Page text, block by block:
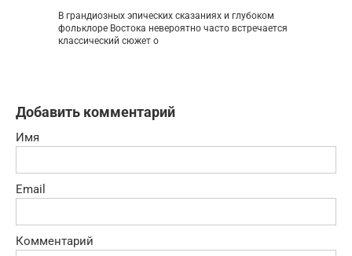
В грандиозных эпических сказаниях и глубоком
фольклоре Востока невероятно часто встречается
классический сюжет о
Добавить комментарий
Имя
Email
Комментарий